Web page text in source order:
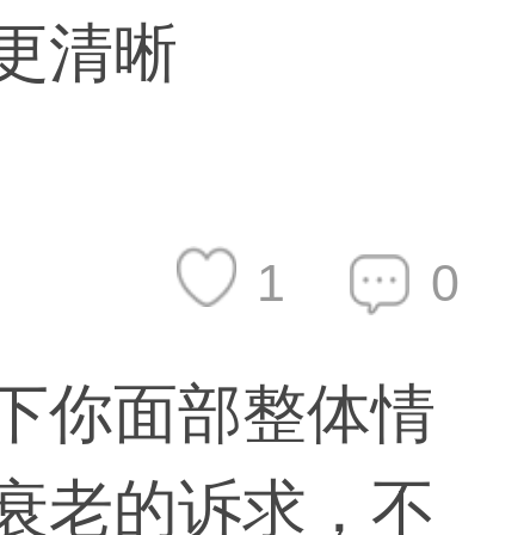
清晰
0
1
你面部整体情
老的诉求，不